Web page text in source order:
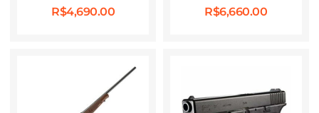
R$4,690.00
R$6,660.00